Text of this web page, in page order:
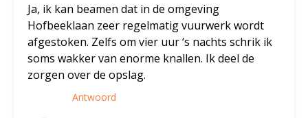
Ja, ik kan beamen dat in de omgeving
Hofbeeklaan zeer regelmatig vuurwerk wordt
afgestoken. Zelfs om vier uur ‘s nachts schrik ik
soms wakker van enorme knallen. Ik deel de
zorgen over de opslag.
Antwoord